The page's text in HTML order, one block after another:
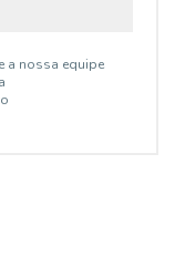
a nossa equipe